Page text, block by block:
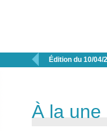
 Édition du 10/04/
À la une